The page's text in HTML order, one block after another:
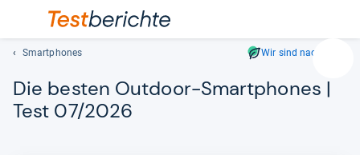
Geben
Smartphones Wir sind nachhaltig
Die bes­ten Out­door-​Smart­pho­nes |
Test 07/2026